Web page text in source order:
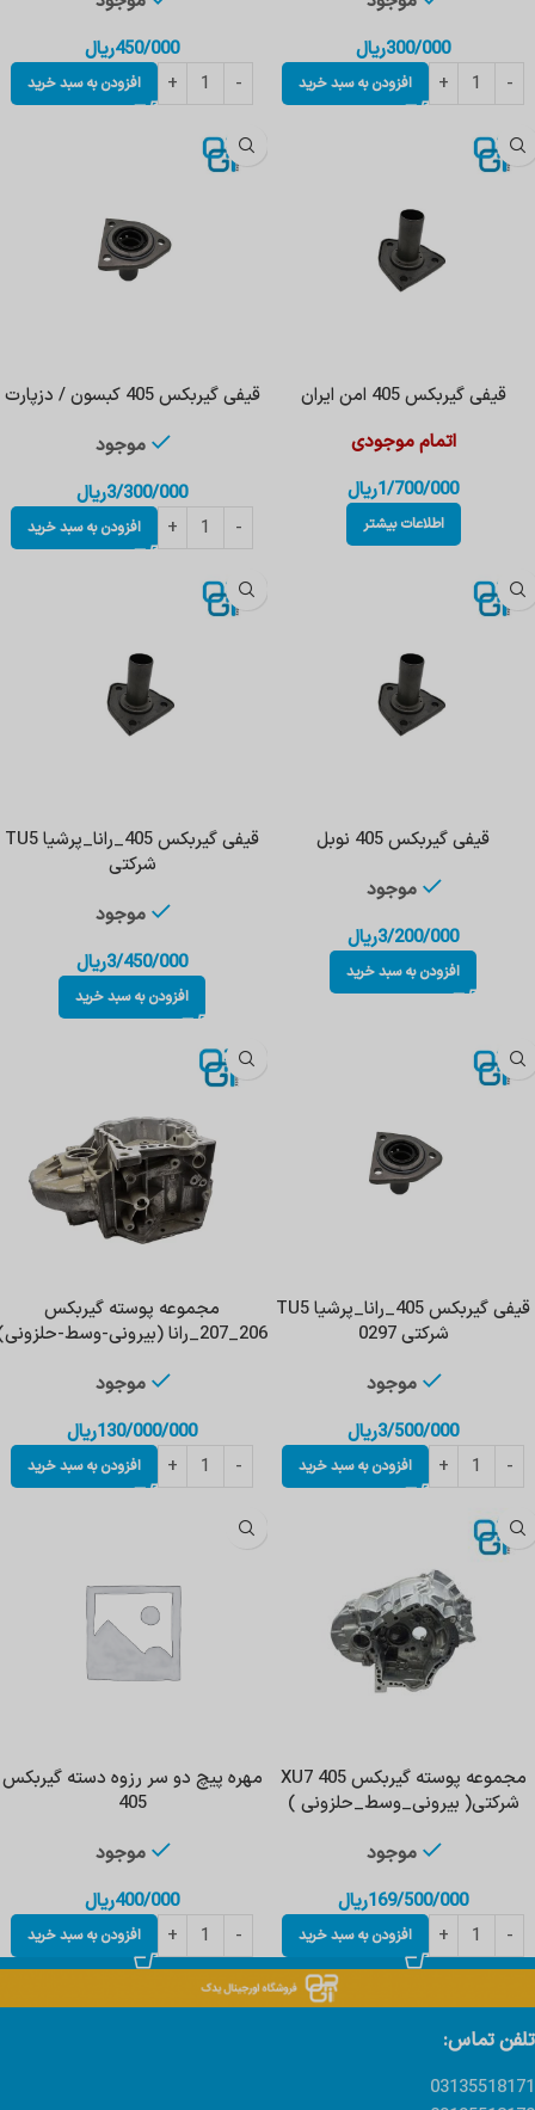
300/000ریال
افزودن به سبد خرید
450/000ریال
افزودن به سبد خرید
قیفی گیربکس 405 امن ایران
اتمام موجودی
1/700/000ریال
اطلاعات بیشتر
قیفی گیربکس 405 کبسون / دزپارت
موجود
3/300/000ریال
افزودن به سبد خرید
قیفی گیربکس 405 نوبل
موجود
3/200/000ریال
افزودن به سبد خرید
قیفی گیربکس 405_رانا_پرشیا TU5
شرکتی
موجود
3/450/000ریال
افزودن به سبد خرید
قیفی گیربکس 405_رانا_پرشیا TU5
شرکتی 0297
موجود
3/500/000ریال
افزودن به سبد خرید
مجموعه پوسته گیربکس
206_207_رانا (بیرونی-وسط-
موجود
130/000/000ریال
افزودن به سبد خرید
مجموعه پوسته گیربکس 405 XU7
شرکتی( بیرونی_وسط_حلزونی )
موجود
169/500/000ریال
افزودن به سبد خرید
مهره پیچ دو سر رزوه دسته گیربکس
405
موجود
400/000ریال
افزودن به سبد خرید
تلفن تماس:
03135518171